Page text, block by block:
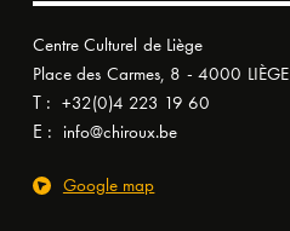
Centre Culturel de Liège
Place des Carmes, 8 - 4000 LIÈGE
T : +32(0)4 223 19 60
E : info@chiroux.be
Google map